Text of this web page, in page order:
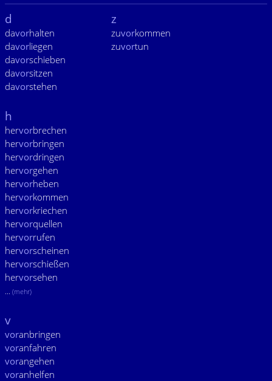
d
davorhalten
davorliegen
davorschieben
davorsitzen
davorstehen
h
hervorbrechen
hervorbringen
hervordringen
hervorgehen
hervorheben
hervorkommen
hervorkriechen
hervorquellen
hervorrufen
hervorscheinen
hervorschießen
hervorsehen
... (mehr)
v
voranbringen
voranfahren
vorangehen
voranhelfen
z
zuvorkommen
zuvortun